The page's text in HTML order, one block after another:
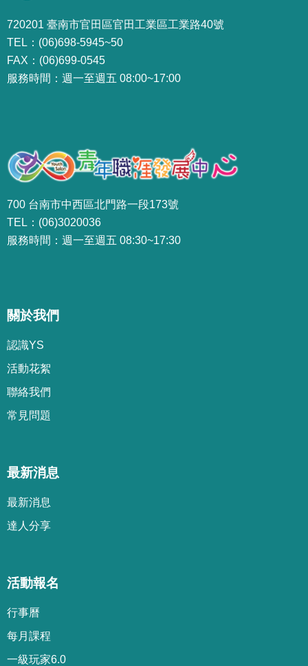
720201 臺南市官田區官田工業區工業路40號
TEL：(06)698-5945~50
FAX：(06)699-0545
服務時間：週一至週五 08:00~17:00
700 台南市中西區北門路一段173號
TEL：(06)3020036
服務時間：週一至週五 08:30~17:30
關於我們
認識YS
活動花絮
聯絡我們
常見問題
最新消息
最新消息
達人分享
活動報名
行事曆
每月課程
一級玩家6.0